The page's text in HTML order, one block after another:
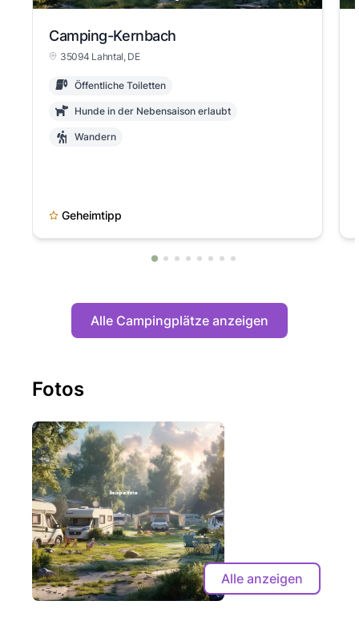
Camping-Kernbach
35094 Lahntal, DE
Öffentliche Toiletten
Hunde in der Nebensaison erlaubt
Wandern
Geheimtipp
Alle Campingplätze anzeigen
Fotos
Alle anzeigen